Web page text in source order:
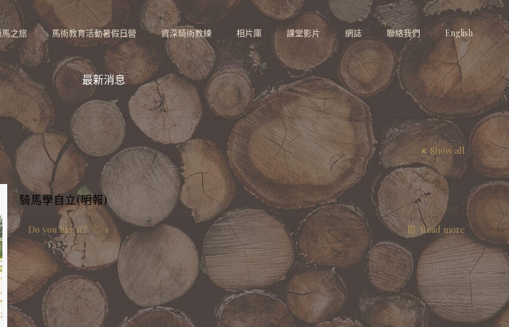
之旅 馬術教育活動暑假日營 資深騎術教練 相片庫 課堂影片 網誌 聯絡我們 English
最新消息
Show all
騎馬學自立(明報)
Do you like it? 1 Read more